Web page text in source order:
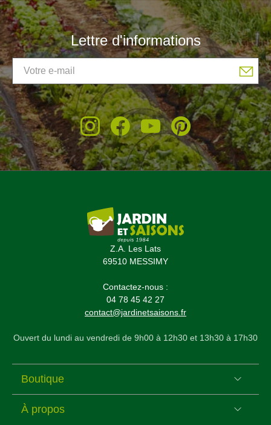
Lettre d'informations
Z.A. Les Lats
69510 MESSIMY
Contactez-nous :
04 78 45 42 27
contact@jardinetsaisons.fr
Ouvert du lundi au vendredi de 9h00 à 12h30 et 13h30 à 17h30
Boutique
À propos